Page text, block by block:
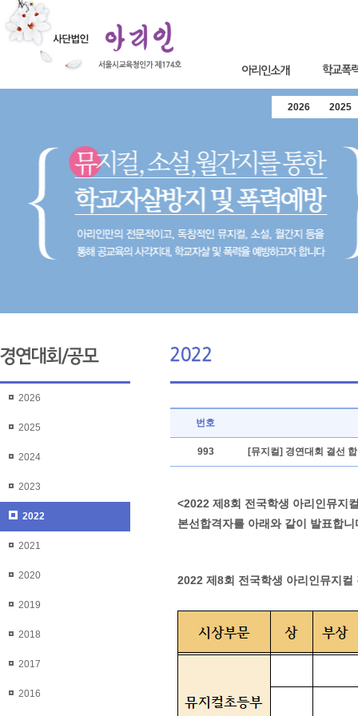
2026 2025
2026
2025
2024
2023
2022
2021
2020
2019
2018
2017
2016
번호
993 [뮤지컬] 경연대회 결선
<2022 제8회 전국학생 아리인뮤지
본선합격자를 아래와 같이 발표합니
2022 제8회 전국학생 아리인뮤지